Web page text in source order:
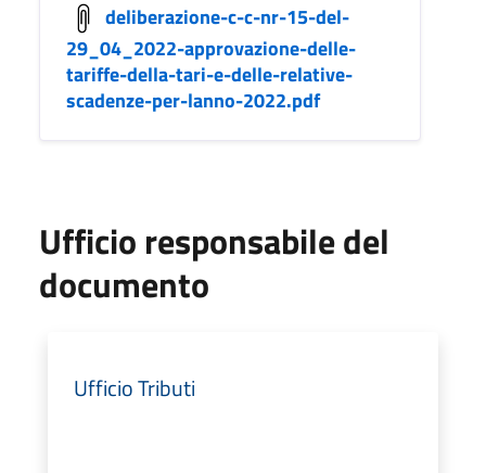
deliberazione-c-c-nr-15-del-
29_04_2022-approvazione-delle-
tariffe-della-tari-e-delle-relative-
scadenze-per-lanno-2022.pdf
Ufficio responsabile del
documento
Ufficio Tributi